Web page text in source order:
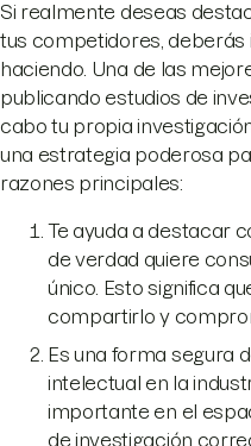
Si realmente deseas
tus competidores, deberás
haciendo. Una de las
publicando estudios de
cabo tu propia
una estrategia poderosa
razones principales:
Te ayuda a destacar
de verdad quiere
único. Esto significa
compartirlo y
Es una forma segura
intelectual en la
importante en el
de investigación